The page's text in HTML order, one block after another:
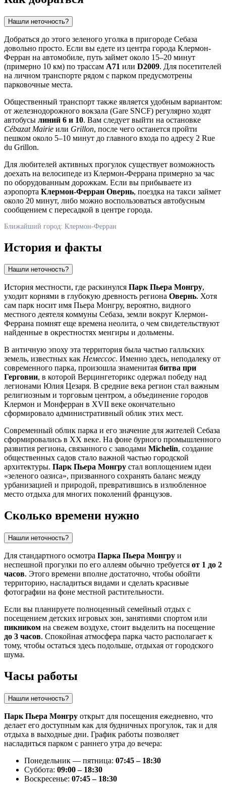
Нашли неточность?
Добраться до этого зеленого уголка в пригороде Себаза
довольно просто. Если вы едете из центра города Клермон-
Ферран на автомобиле, путь займет около 15–20 минут
(примерно 10 км) по трассам A71 или D2009. Для посетителей
на личном транспорте рядом с парком предусмотрены
парковочные места.
Общественный транспорт также является удобным вариантом:
от железнодорожного вокзала (Gare SNCF) регулярно ходят
автобусы линий 6 и 10. Вам следует выйти на остановке
Cébazat Mairie или Grillon, после чего останется пройти
пешком около 5–10 минут до главного входа по адресу 2 Rue
du Grillon.
Для любителей активных прогулок существует возможность
доехать на велосипеде из Клермон-Феррана примерно за час
по оборудованным дорожкам. Если вы прибываете из
аэропорта Клермон-Ферран Овернь, поездка на такси займет
около 20 минут, либо можно воспользоваться автобусным
сообщением с пересадкой в центре города.
Ближайший город: Клермон-Ферран
История и факты
Нашли неточность?
История местности, где раскинулся Парк Пьера Монгру,
уходит корнями в глубокую древность региона Овернь. Хотя
сам парк носит имя Пьера Монгру, вероятно, видного
местного деятеля коммуны Себаза, земли вокруг Клермон-
Феррана помнят еще времена неолита, о чем свидетельствуют
найденные в окрестностях менгиры и дольмены.
В античную эпоху эта территория была частью галльских
земель, известных как Немессос. Именно здесь, неподалеку от
современного парка, произошла знаменитая битва при
Герговии, в которой Верцингеторикс одержал победу над
легионами Юлия Цезаря. В средние века регион стал важным
религиозным и торговым центром, а объединение городов
Клермон и Монферран в XVII веке окончательно
сформировало административный облик этих мест.
Современный облик парка и его значение для жителей Себаза
сформировались в XX веке. На фоне бурного промышленного
развития региона, связанного с заводами Michelin, создание
общественных садов стало важной частью городской
архитектуры. Парк Пьера Монгру стал воплощением идеи
«зеленого оазиса», призванного сохранять баланс между
урбанизацией и природой, превратившись в излюбленное
место отдыха для многих поколений французов.
Сколько времени нужно
Нашли неточность?
Для стандартного осмотра Парка Пьера Монгру и
неспешной прогулки по его аллеям обычно требуется от 1 до 2
часов. Этого времени вполне достаточно, чтобы обойти
территорию, насладиться видами и сделать красивые
фотографии на фоне местной растительности.
Если вы планируете полноценный семейный отдых с
посещением детских игровых зон, занятиями спортом или
пикником на свежем воздухе, стоит выделить на посещение
до 3 часов. Спокойная атмосфера парка часто располагает к
тому, чтобы остаться здесь подольше, отдыхая от городского
шума.
Часы работы
Нашли неточность?
Парк Пьера Монгру открыт для посещения ежедневно, что
делает его доступным как для будничных прогулок, так и для
отдыха в выходные дни. График работы позволяет
насладиться парком с раннего утра до вечера:
Понедельник — пятница: 07:45 – 18:30
Суббота: 09:00 – 18:30
Воскресенье: 07:45 – 18:30